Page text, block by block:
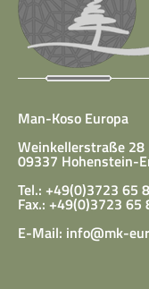
Man-Koso Europa
Weinkellerstraße 28
09337 Hohenstein-
Tel.: +49(0)3723 65
Fax.: +49(0)3723 65
E-Mail: info@mk-